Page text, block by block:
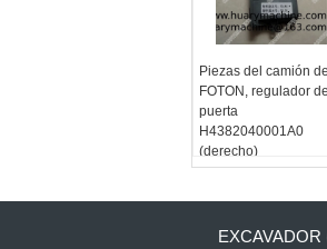
Piezas del camión de
FOTON, regulador
puerta
H4382040001A0
(derecho)